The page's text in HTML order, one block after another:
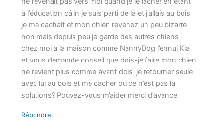
à l’éducation câlin je suis parti de la et j’allais au bois
je me cachait et mon chien revenez un peu bizarre
non mais depuis peu je garde des autres chiens
chez moi à la maison comme NannyDog l’ennui Kia
et vous demande conseil que dois-je faire mon chien
ne revient plus comme avant dois-je retourner seule
avec lui au bois et me cacher ou ce n’est pas la
solutions? Pouvez-vous m’aider merci d’avance
Répondre